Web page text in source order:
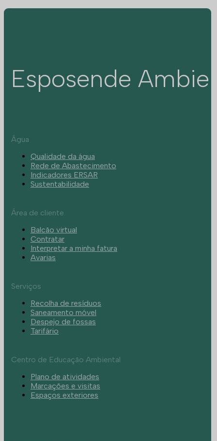
Esposende
Água
Qualidade da água
Rede de Abastecimento
Indicadores ERSAR
Sustentabilidade
Área de cliente
Balcão virtual
Contratar
Interpretar a minha fatura
Avarias
Serviços
Recolha de resíduos
Saneamento móvel
Despejo de fossas
Tarifário
Centro de Educação Ambiental
Plano de atividades
Marcações e visitas
Espaços exteriores